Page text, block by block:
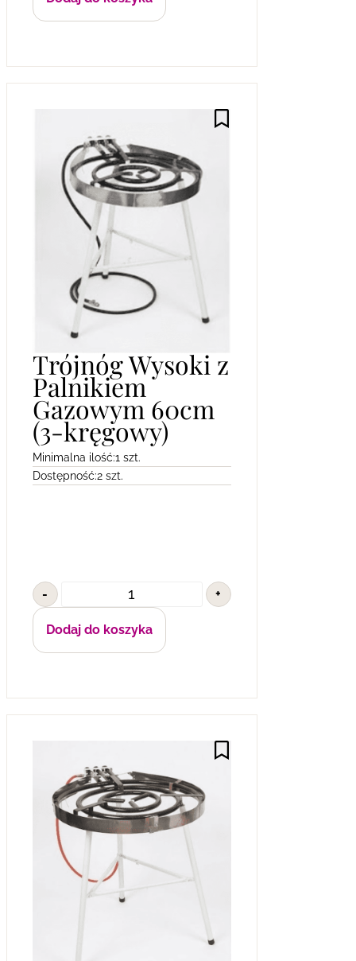
Trójnóg Wysoki z
Palnikiem
Gazowym 60cm
(3-kręgowy)
Minimalna ilość:1 szt.
Dostępność:2 szt.
- +
Dodaj do koszyka